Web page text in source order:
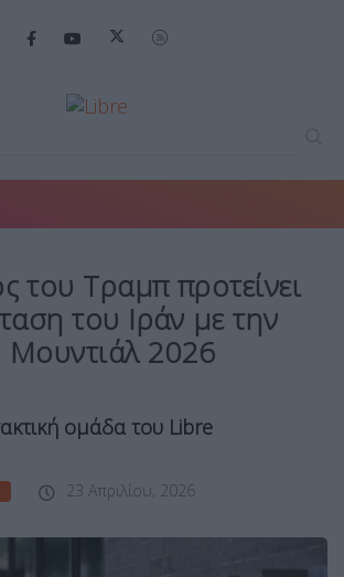
του Τραμπ προτείνει
του Ιράν με την
Μουντιάλ 2026
ομάδα του Libre
23 Απριλίου, 2026